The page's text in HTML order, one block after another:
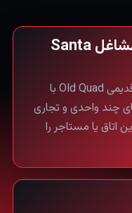
ترکیدگی لوله در خانه ها و مشاغل Santa
ویژگی‌های Santa Clara از خانه‌های قدیمی Old Quad با
چند واحدی و تجاری
اتاق یا مستاجر را